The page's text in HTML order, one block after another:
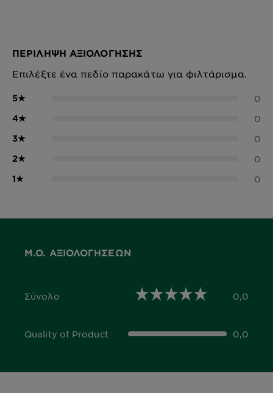
ΠΕΡΊΛΗΨΗ ΑΞΙΟΛΌΓΗΣΗΣ
Επιλέξτε ένα πεδίο παρακάτω για φιλτάρισμα.
5★ 0
4★ 0
3★ 0
2★ 0
1★ 0
Μ.Ο. ΑΞΙΟΛΟΓΉΣΕΩΝ
Σύνολο
0,0 out of 5 stars 0,0
Quality of Product
0,0 out of 5 stars 0,0